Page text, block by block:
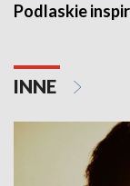
Podlaskie
INNE